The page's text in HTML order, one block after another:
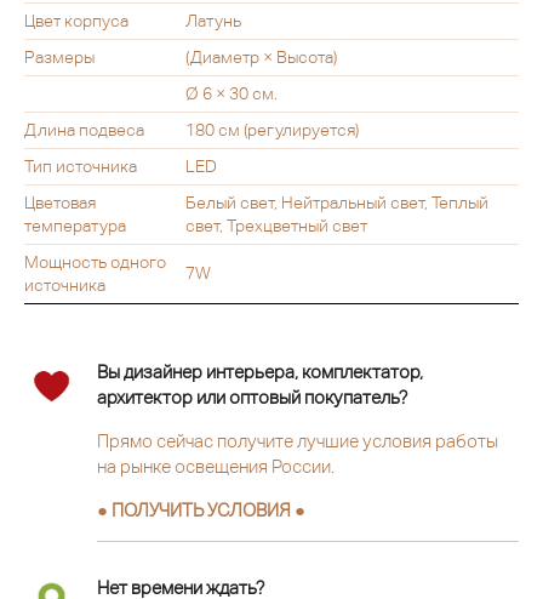
Цвет корпуса
Латунь
Размеры
(Диаметр × Высота)
Ø 6 × 30 см.
Длина подвеса
180 см (регулируется)
Тип источника
LED
Цветовая
температура
Белый свет, Нейтральный свет, Теплый
свет, Трехцветный свет
Мощность одного
источника
7W
Вы дизайнер интерьера, комплектатор,
архитектор или оптовый покупатель?
Прямо сейчас получите лучшие условия работы
на рынке освещения России.
● ПОЛУЧИТЬ УСЛОВИЯ ●
Нет времени ждать?